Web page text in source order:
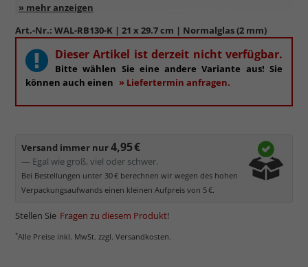
Entspiegelung:
Formstabil, preiswert, witterungs- und hitzebeständig
sowie
kratzfest.
werden kann.
Schutz des Bildes.
Normalglas hat eine leichte Grünfärbung
, wodurch es im
Bereich der Weißtöne zu einem dezenten Grünschimmer
kommt. Für Bilder mit hellen Farben empfehlen wir Kunst- oder
Art.-Nr.: WAL-RB130-K | 21 x 29.7 cm | Normalglas (2 mm)
Dieser Artikel ist derzeit nicht verfügbar.
Bitte wählen Sie eine andere Variante aus! Sie
können auch einen » Liefertermin anfragen.
Versand immer nur4,95 €
— Egal wie groß, viel oder schwer.
Bei Bestellungen unter 30 € berechnen wir wegen des hohen
Verpackungsaufwands einen kleinen Aufpreis von 5 €.
Stellen Sie Fragen zu diesem Produkt!
*Alle Preise inkl. MwSt. zzgl. Versandkosten.